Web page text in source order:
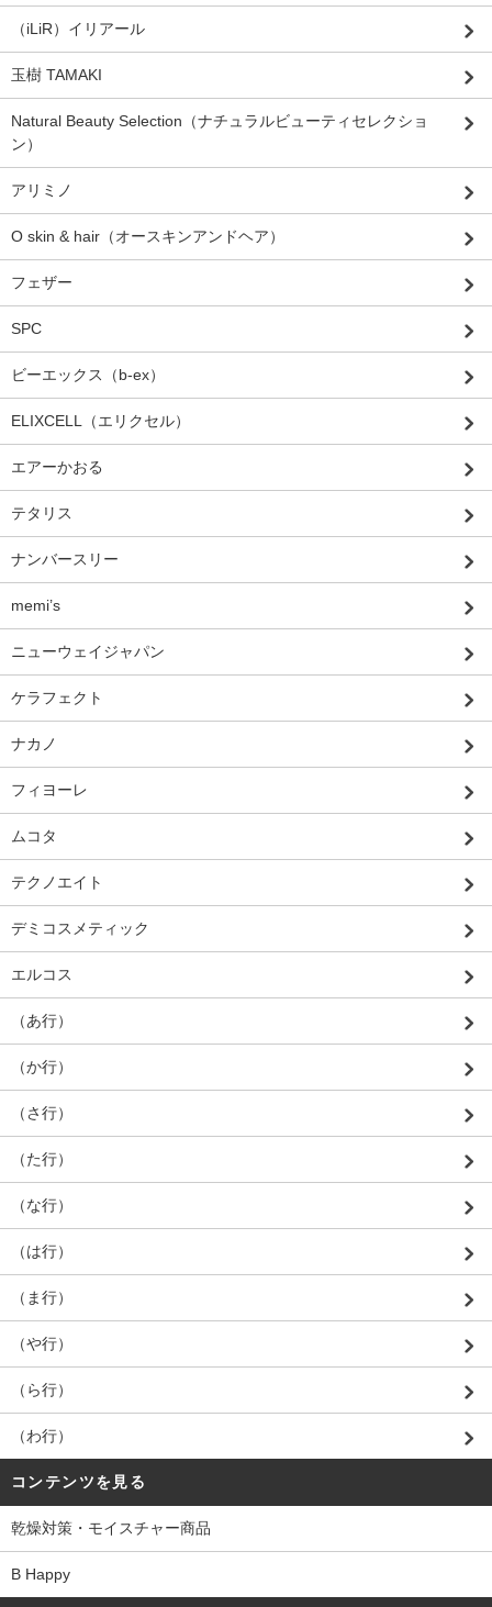
（iLiR）イリアール
玉樹 TAMAKI
Natural Beauty Selection（ナチュラルビューティセレクショ
ン）
アリミノ
O skin & hair（オースキンアンドヘア）
フェザー
SPC
ビーエックス（b-ex）
ELIXCELL（エリクセル）
エアーかおる
テタリス
ナンバースリー
memi’s
ニューウェイジャパン
ケラフェクト
ナカノ
フィヨーレ
ムコタ
テクノエイト
デミコスメティック
エルコス
（あ行）
（か行）
（さ行）
（た行）
（な行）
（は行）
（ま行）
（や行）
（ら行）
（わ行）
コンテンツを見る
乾燥対策・モイスチャー商品
B Happy